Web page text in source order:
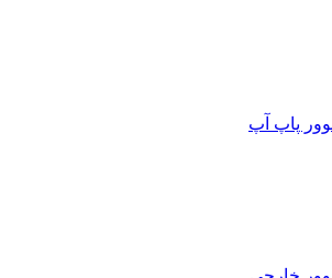
پاپ آپ